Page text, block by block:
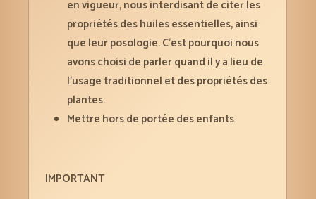
en vigueur, nous interdisant de citer les
propriétés des huiles essentielles, ainsi
que leur posologie. C’est pourquoi nous
avons choisi de parler quand il y a lieu de
l’usage traditionnel et des propriétés des
plantes.
Mettre hors de portée des enfants
IMPORTANT